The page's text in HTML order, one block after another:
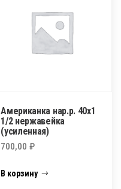
Американка нар.р. 40х1
1/2 нержавейка
(усиленная)
700,00₽
В корзину